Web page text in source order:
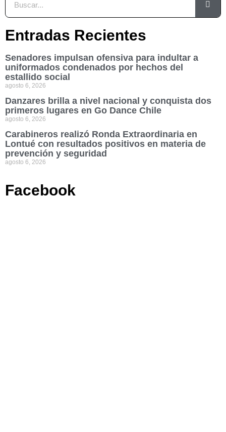
Entradas Recientes
Senadores impulsan ofensiva para indultar a
uniformados condenados por hechos del
estallido social
agosto 6, 2026
Danzares brilla a nivel nacional y conquista dos
primeros lugares en Go Dance Chile
agosto 6, 2026
Carabineros realizó Ronda Extraordinaria en
Lontué con resultados positivos en materia de
prevención y seguridad
agosto 6, 2026
Facebook